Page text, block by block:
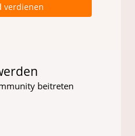
verdienen
beitreten